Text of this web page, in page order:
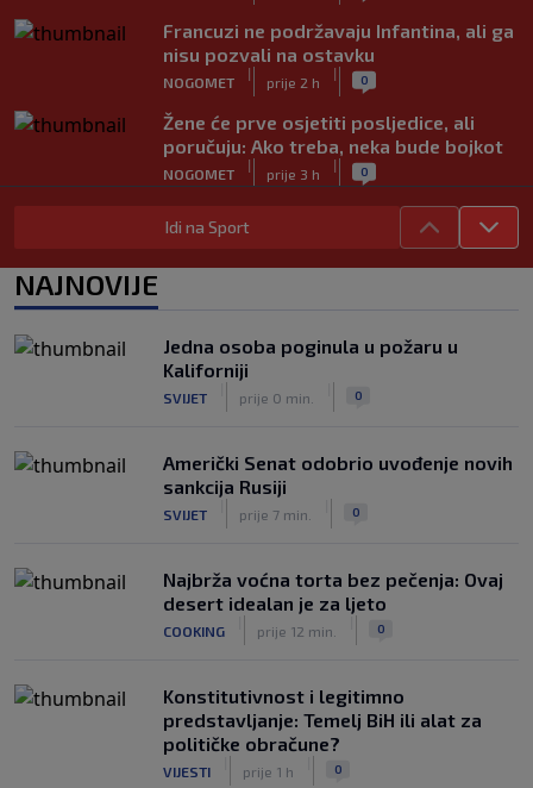
Francuzi ne podržavaju Infantina, ali ga
nisu pozvali na ostavku
NOGOMET
|
prije 2 h
| 0
Žene će prve osjetiti posljedice, ali
poručuju: Ako treba, neka bude bojkot
NOGOMET
|
prije 3 h
| 0
Zvanično: Samed Baždar ima novi klub,
zadužio broj sa velikom "težinom"
NOGOMET prije 5 h
se pitaju gdje je i šta radi (VIDEO)
OSTALI SPORTOVI prije 5 h
Idi na Sport
NAJNOVIJE
Jedna osoba poginula u požaru u
Kaliforniji
SVIJET prije 0 min. 0
Američki Senat odobrio uvođenje novih
sankcija Rusiji
SVIJET prije 7 min. 0
Najbrža voćna torta bez pečenja: Ovaj
desert idealan je za ljeto
COOKING prije 12 min. 0
Konstitutivnost i legitimno
predstavljanje: Temelj BiH ili alat za
političke obračune?
VIJESTI prije 1 h 0